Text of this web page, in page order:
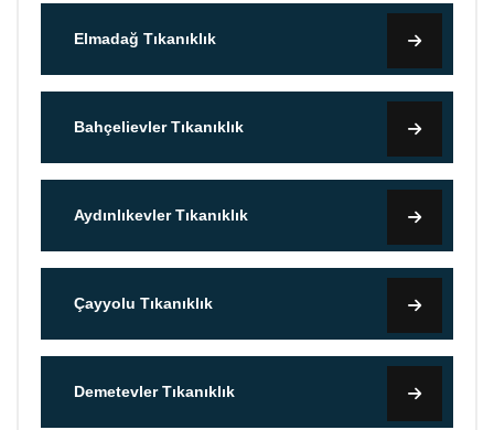
Elmadağ Tıkanıklık
Bahçelievler Tıkanıklık
Aydınlıkevler Tıkanıklık
Çayyolu Tıkanıklık
Demetevler Tıkanıklık